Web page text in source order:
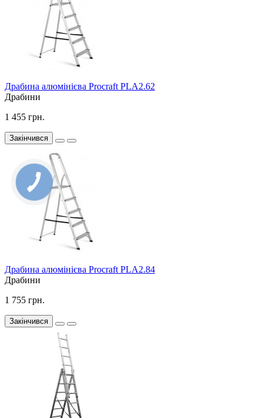
Драбина алюмінієва Procraft PLA2.62
Драбини
1 455 грн.
Закінчився
Драбина алюмінієва Procraft PLA2.84
Драбини
1 755 грн.
Закінчився